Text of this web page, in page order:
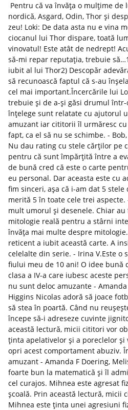
Pentru că va învăța o mulțime
nordică, Asgard, Odin, Thor și
zeu! Loki: De data asta nu e vina
ciocanul lui Thor dispare, toată
vinovatul! Este atât de nedrept!
să-mi repar reputația, trebuie
iubit al lui Thor2) Descopăr
să recunoască faptul că s-au
cel mai important.Încercările lui
trebuie și de a-și găsi drumul
înțelege sunt relatate cu ajutorul
amuzant iar cititorii îl urmăresc
fapt, ca el să nu se schimbe. -
Nu dau rating cu stele cărților pe
pentru că sunt împărțită între a
de bună cred că este o carte
eu personal. Dar aceasta este cu
fim sinceri, așa că i-am dat 5
merită 5 în toate cele trei
mult umorul și desenele. Chiar
mitologie reală pentru a stârni
învăța mai multe despre
reticent a iubit această carte. A
celelalte din serie. - Irina V.Este o
fiului meu de 10 ani! O idee bună
clasa a IV-a care iubesc aceste
nu sunt deloc amuzante -
Higgins Nicolas adoră să joace
să stea în poartă. Când nu
începe să-i adreseze cuvinte
această lectură, micii cititori vor
ținta apelativelor și a poreclelor și
opri acest comportament abuziv.
amuzant - Amanda F Doering,
foarte bun la matematică și îl
cel curajos. Mihnea este agresat
școală. Prin această lectură, micii
Mihnea este ținta unei agresiuni